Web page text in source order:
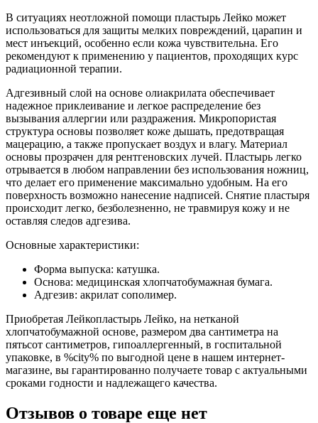
В ситуациях неотложной помощи пластырь Лейко может
использоваться для защиты мелких повреждений, царапин и
мест инъекций, особенно если кожа чувствительна. Его
рекомендуют к применению у пациентов, проходящих курс
радиационной терапии.
Адгезивный слой на основе олиакрилата обеспечивает
надежное приклеивание и легкое распределение без
вызывания аллергии или раздражения. Микропористая
структура основы позволяет коже дышать, предотвращая
мацерацию, а также пропускает воздух и влагу. Материал
основы прозрачен для рентгеновских лучей. Пластырь легко
отрывается в любом направлении без использования ножниц,
что делает его применение максимально удобным. На его
поверхность возможно нанесение надписей. Снятие пластыря
происходит легко, безболезненно, не травмируя кожу и не
оставляя следов адгезива.
Основные характеристики:
Форма выпуска: катушка.
Основа: медицинская хлопчатобумажная бумага.
Адгезив: акрилат сополимер.
Приобретая Лейкопластырь Лейко, на нетканой
хлопчатобумажной основе, размером два сантиметра на
пятьсот сантиметров, гипоаллергенный, в госпитальной
упаковке, в %city% по выгодной цене в нашем интернет-
магазине, вы гарантированно получаете товар с актуальными
сроками годности и надлежащего качества.
Отзывов о товаре еще нет